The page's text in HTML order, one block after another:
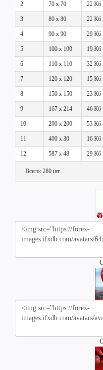
2 70 x 70 22 Кб
3 80 x 80 22 Кб
4 90 x 90 29 Кб
5 100 x 100 19 Кб
6 110 x 110 32 Кб
7 120 x 120 15 Кб
8 150 x 150 23 Кб
9 167 x 214 46 Кб
10 200 x 200 53 Кб
11 400 x 30 16 Кб
12 587 x 48 29 Кб
Всего: 280 шт.